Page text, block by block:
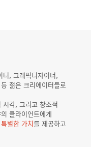
터, 그래픽디자이너,
젊은 크리에이터들로
시각, 그리고 창조적
클라이언트에게
특별한 가치를 제공하고